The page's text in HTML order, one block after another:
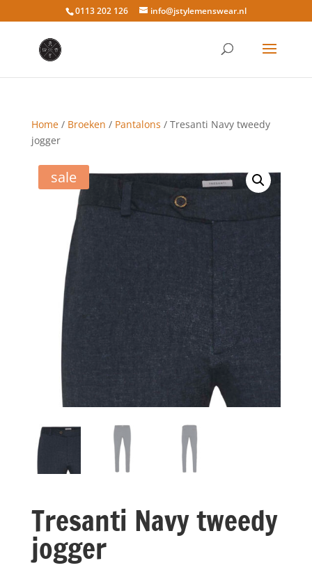
0113 202 126 info@jstylemenswear.nl
Home/ Broeken / Pantalons / Tresanti Navy tweedy
jogger
sale
Tresanti Navy tweedy
jogger